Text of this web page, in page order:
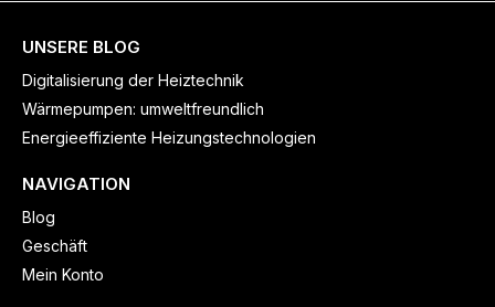
UNSERE BLOG
Digitalisierung der Heiztechnik
Wärmepumpen: umweltfreundlich
Energieeffiziente Heizungstechnologien
NAVIGATION
Blog
Geschäft
Mein Konto